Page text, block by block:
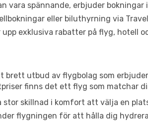
vara spännande, erbjuder
eller biluthyrning via
upp exklusiva rabatter på flyg,
utbud av flygbolag som
finns det ett flyg som matchar
stor skillnad i komfort att välja en
flygningen för att hålla dig